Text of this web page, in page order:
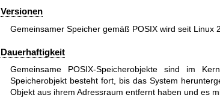
Versionen
Gemeinsamer Speicher gemäß POSIX wird seit Linux
Dauerhaftigkeit
Gemeinsame POSIX-Speicherobjekte sind im
Speicherobjekt besteht fort, bis das System
Objekt aus ihrem Adressraum entfernt haben und es